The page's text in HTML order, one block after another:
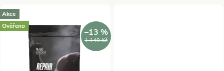
t
ů
t
Akce
Ověřeno
1 149 Kč
–13 %